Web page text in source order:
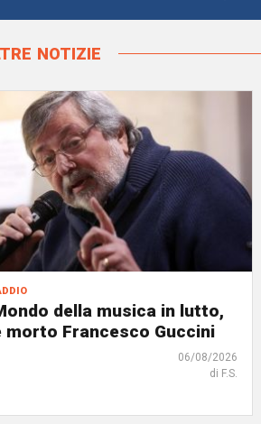
notizie
della musica in lutto,
morto Francesco Guccini
06/08/2026
di F.S.